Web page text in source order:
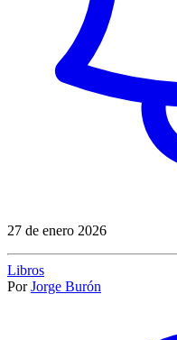
27 de enero 2026
Libros
Por Jorge Burón